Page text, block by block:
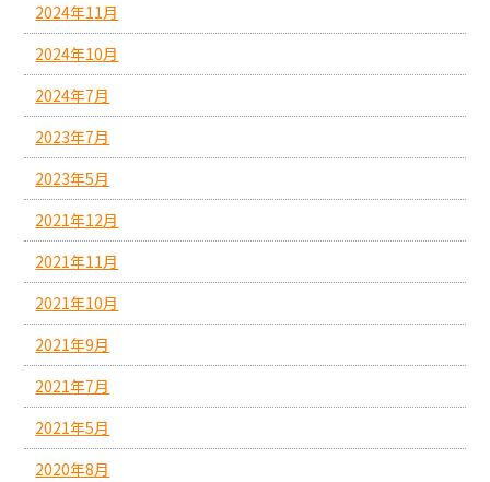
2024年11月
2024年10月
2024年7月
2023年7月
2023年5月
2021年12月
2021年11月
2021年10月
2021年9月
2021年7月
2021年5月
2020年8月